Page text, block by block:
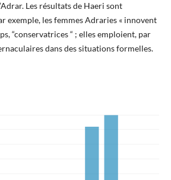
Les résultats de Haeri sont
exemple, les femmes Adraries « innovent
“conservatrices “ ; elles emploient, par
dans des situations formelles.